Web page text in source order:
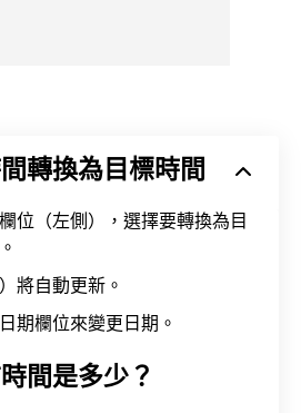
轉換為目標時間
位（左側），選擇要轉換為目
將自動更新。
期欄位來變更日期。
間是多少？